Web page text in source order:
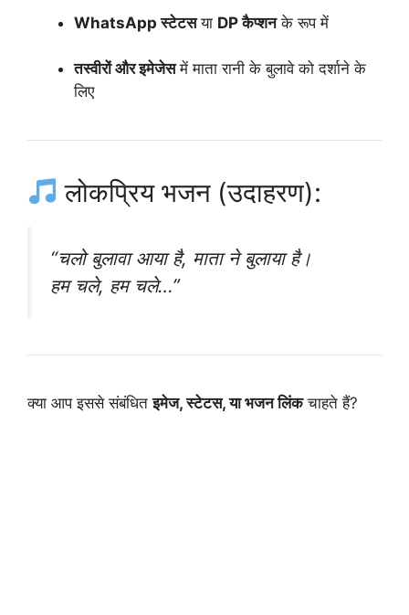
WhatsApp स्टेटसया DP कैप्शनके रूप में
तस्वीरों और इमेजेसमें माता रानी के बुलावे को दर्शाने के
लिए
लोकप्रिय भजन (उदाहरण):
“चलो बुलावा आया है, माता ने बुलाया है।
हम चले, हम चले…”
क्या आप इससे संबंधितइमेज, स्टेटस, या भजन लिंकचाहते हैं?